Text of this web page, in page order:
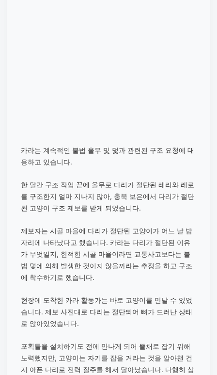
카라는 계속적인 불법 올무 및 덫과 관련된 구조 요청에 대
응하고 있습니다.
한 달간 구조 작업 끝에 올무로 다리가 절단된 레리와 레로
를 구조한지 얼마 지나지 않아, 충북 보은에서 다리가 절단
된 고양이 구조 제보를 받게 되었습니다.
제보자는 시골 마을에 다리가 절단된 고양이가 어느 날 밥
자리에 나타났다고 했습니다. 카라는 다리가 절단된 이유
가 무엇일지, 한적한 시골 마을이라면 교통사고보다는 불
법 덫에 의해 발생한 것이지 않을까라는 추정을 하고 구조
에 착수하기로 했습니다.
현장에 도착한 카라 활동가는 바로 고양이를 만날 수 있었
습니다. 제보 사진대로 다리는 절단되어 뼈가 드러난 상태
로 앉아있었습니다.
포획틀을 설치하기도 전에 만나게 되어 뜰채로 잡기 위해
노력했지만, 고양이는 자기를 잡을 거라는 것을 알아챈 건
지 아픈 다리로 전력 질주를 해서 달아났습니다. 다행히 삼